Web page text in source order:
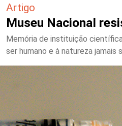
Artigo
Museu Nacional
Memória de instituição
ser humano e à natureza jamais